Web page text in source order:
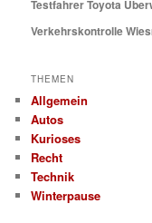
TestfahrerToyota
Verkehrskontrolle
THEMEN
Allgemein
Autos
Kurioses
Recht
Technik
Winterpause